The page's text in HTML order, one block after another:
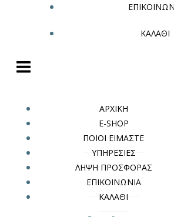
ΚΑΛΑΘΙ
ΑΡΧΙΚΗ
E-SHOP
ΠΟΙΟΙ ΕΙΜΑΣΤΕ
ΥΠΗΡΕΣΙΕΣ
ΛΗΨΗ ΠΡΟΣΦΟΡΑΣ
ΕΠΙΚΟΙΝΩΝΙΑ
ΚΑΛΑΘΙ